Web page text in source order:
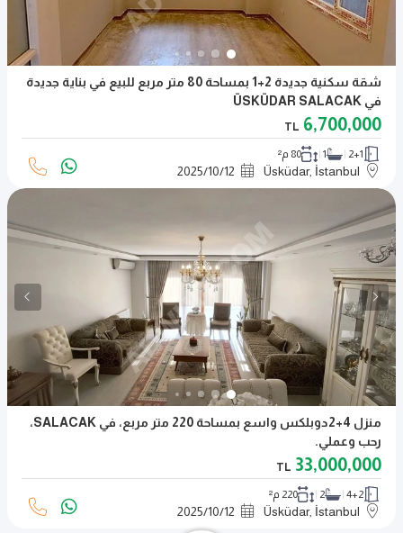
شقة سكنية جديدة 2+1 بمساحة 80 متر مربع للبيع في بناية جديدة
في ÜSKÜDAR SALACAK
6,700,000
TL
2+1
1 80 م²
Üsküdar, İstanbul
2025/10/12
منزل 4+2دوبلكس واسع بمساحة 220 متر مربع، في SALACAK،
رحب وعملي.
33,000,000
TL
4+2
2 220 م²
Üsküdar, İstanbul
2025/10/12